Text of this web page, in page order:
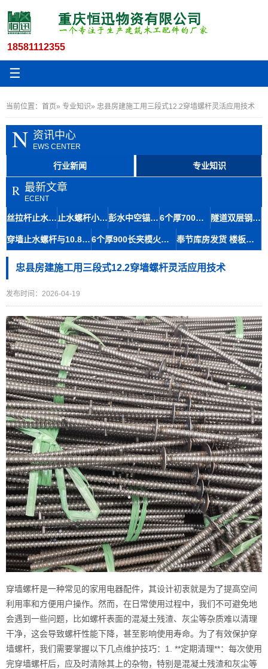
18581112355
☰
当前位置： 首页» 专业知识» 忠县房建施工用三段式12.2穿墙螺杆灵活应用技术
N 资讯中心
EWS CENTER
行业新闻 专业知识
R 最新文章
ECENT
丝拉杆止水12.5与木工丝杆套管在地铁修建中的材料应用及石柱存储便捷性 止水螺杆小14丝杆木工房屋建筑材料九龙坡区生产速度快 彭水中空锚杆及14.5粗牙对拉螺杆止水拉杆螺栓快速生产技术 6个厚700长步步紧头工地建始火钩厂家扒钩型夹具专业知识 隧道双层钢筋马凳筋8-110工艺成熟间距稳定铜仁库房发货
穿墙止水螺杆与10.8对拉丝杆在大坝施工中的应用及体积优势 6个厚900长夹模火钩建筑专用夹具南江丝杆厂家规格齐全 奉节库房发货 楼板马镫人字形马凳6-140 成本经济提升结构强度
忠县房建施工用三段式12.2穿墙螺杆灵活应用技术
发布时间：2026-04-19
穿墙螺杆是一种常见的家用电器配件，其设计初衷就是为了提高空间
利用率和方便用户操作。然而，在日常使用过程中，我们不可避免地
会遇到一些问题，比如螺杆表面的混凝土残渣、灰尘等杂质难以清理
干净，这会导致螺杆性能下降，甚至影响使用寿命。为了有效保护穿
墙螺杆，我们需要掌握以下几点维护技巧：1. **定期清理**：每次使用
完穿墙螺杆后，应及时清除其上的杂物，特别是混凝土残渣和灰尘等